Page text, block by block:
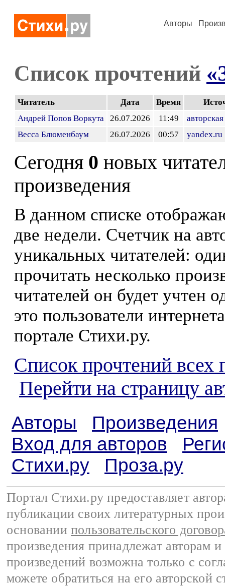
Авторы
Список прочтений
Читатель Дата Время
Андрей Попов Воркута
26.07.2026 11:49
Весса Блюменбаум
26.07.2026 00:57 yandex.ru
Сегодня 0 новых
произведения
В данном списке
две недели. Счетчик на
уникальных читателей:
прочитать несколько
читателей он будет учтен
это пользователи
портале Стихи.ру.
Список прочтений всех
Перейти на страницу
Авторы
Произведения
Вход для авторов
Стихи.ру
Проза.ру
Портал Стихи.ру предоставляет
публикации своих литературных
основании пользовательского
произведения принадлежат авторам
произведений возможна только с
можете обратиться на его авторской